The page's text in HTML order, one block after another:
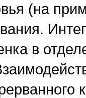
(на
в